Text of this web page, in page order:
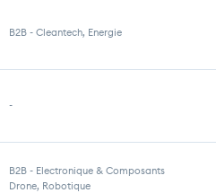
B2B - Cleantech, Energie
-
B2B - Electronique & Composants
Drone, Robotique